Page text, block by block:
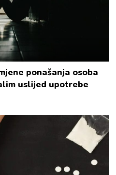
ponašanja osoba
uslijed upotrebe